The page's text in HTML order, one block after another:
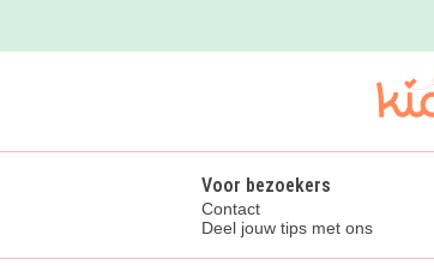
Voor bezoekers
Contact
Deel jouw tips met ons